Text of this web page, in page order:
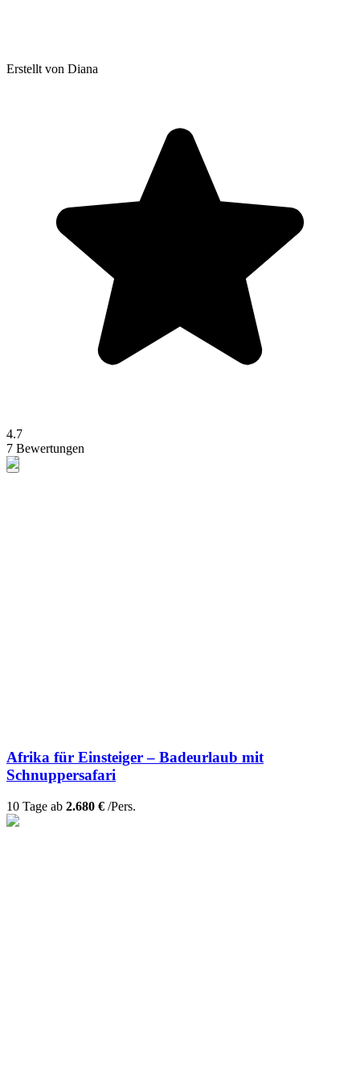
Erstellt von Diana
4.7
7 Bewertungen
Afrika für Einsteiger – Badeurlaub mit
Schnuppersafari
10 Tage ab 2.680 € /Pers.